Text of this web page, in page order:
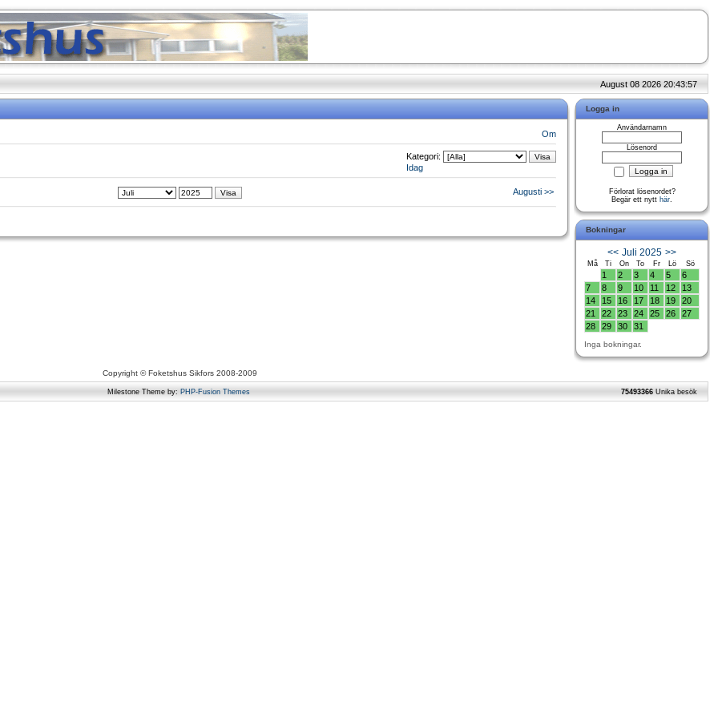
August 08 2026 20:43:57
Om
Kategori:
Idag
Augusti >>
Logga in
Användarnamn
Lösenord
Förlorat lösenordet?
Begär ett nytt här.
Bokningar
<< Juli 2025 >>
Må Ti On To Fr Lö Sö
1 2 3 4 5
6
7
8 9 10 11 12
13
14
15 16 17 18 19
20
21
22 23 24 25 26
27
28
29 30 31
Inga bokningar.
Copyright © Foketshus Sikfors 2008-2009
Milestone Theme by: PHP-Fusion Themes 75493366 Unika besök